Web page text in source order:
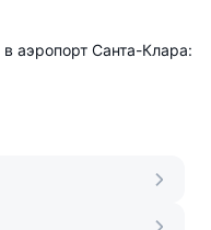
аэропорт Санта-Клара: